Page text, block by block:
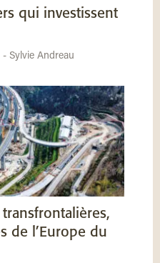
qui investissent
Sylvie Andreau
transfrontalières,
de l’Europe du